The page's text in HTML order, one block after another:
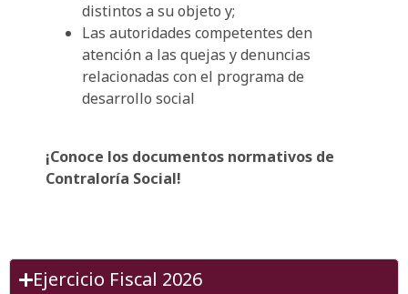
distintos a su objeto y;
Las autoridades competentes den
atención a las quejas y denuncias
relacionadas con el programa de
desarrollo social
¡Conoce los documentos normativos de
Contraloría Social!
Ejercicio Fiscal 2026